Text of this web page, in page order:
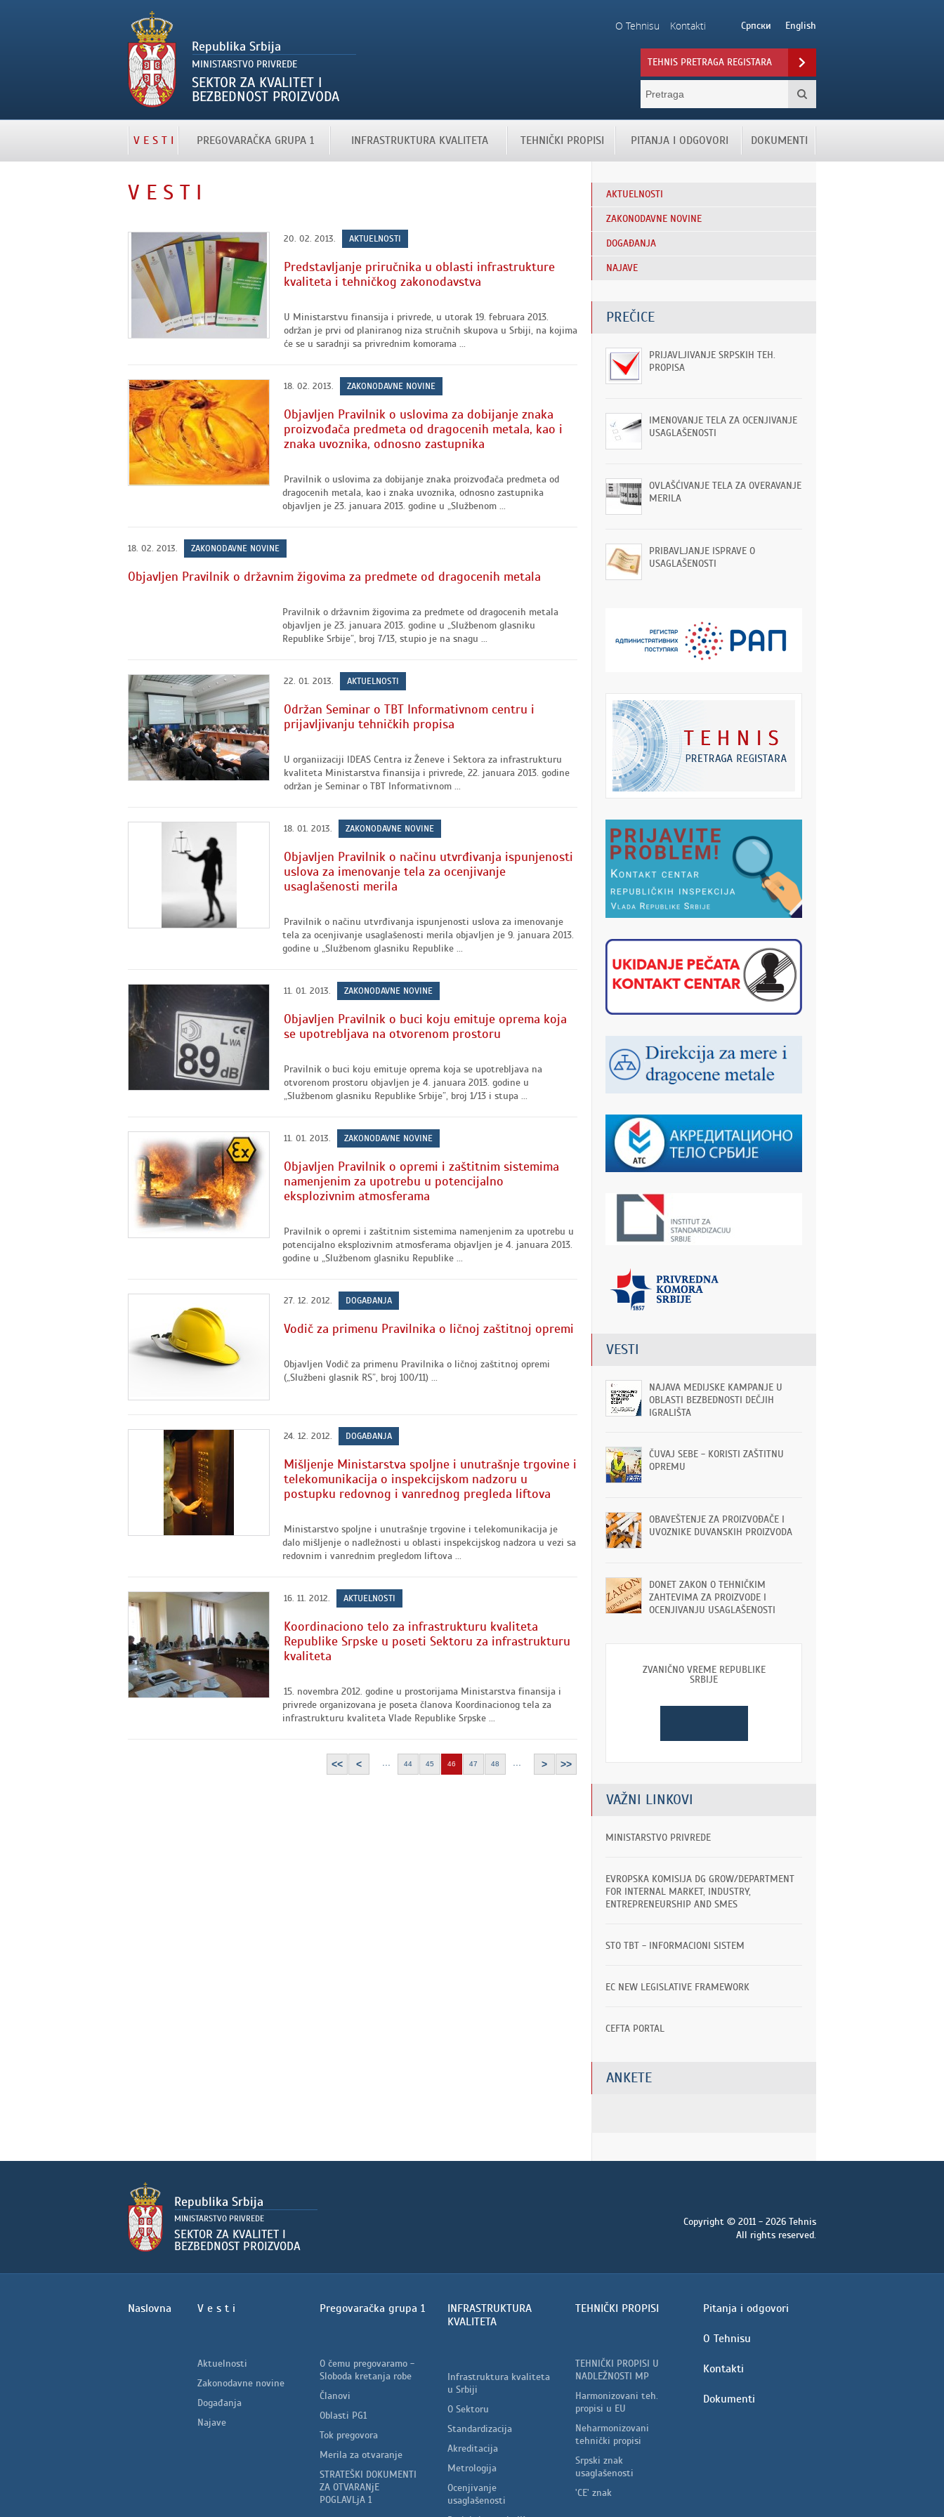
Српски English
O Tehnisu Kontakti
TEHNIS PRETRAGA REGISTARA
V E S T I PREGOVARAČKA GRUPA 1 INFRASTRUKTURA KVALITETA TEHNIČKI PROPISI PITANJA I ODGOVORI DOKUMENTI
V E S T I
20. 02. 2013. AKTUELNOSTI
Predstavljanje priručnika u oblasti infrastrukture
kvaliteta i tehničkog zakonodavstva
U Ministarstvu finansija i privrede, u utorak 19. februara 2013.
održan je prvi od planiranog niza stručnih skupova u Srbiji, na kojima
će se u saradnji sa privrednim komorama ...
18. 02. 2013. ZAKONODAVNE NOVINE
Objavljen Pravilnik o uslovima za dobijanje znaka
proizvođača predmeta od dragocenih metala, kao i
znaka uvoznika, odnosno zastupnika
Pravilnik o uslovima za dobijanje znaka proizvođača predmeta od
dragocenih metala, kao i znaka uvoznika, odnosno zastupnika
objavljen je 23. januara 2013. godine u „Službenom ...
18. 02. 2013. ZAKONODAVNE NOVINE
Objavljen Pravilnik o državnim žigovima za predmete od dragocenih metala
Pravilnik o državnim žigovima za predmete od dragocenih metala
objavljen je 23. januara 2013. godine u „Službenom glasniku
Republike Srbije”, broj 7/13, stupio je na snagu ...
22. 01. 2013. AKTUELNOSTI
Održan Seminar o TBT Informativnom centru i
prijavljivanju tehničkih propisa
U organiizaciji IDEAS Centra iz Ženeve i Sektora za infrastrukturu
kvaliteta Ministarstva finansija i privrede, 22. januara 2013. godine
održan je Seminar o TBT Informativnom ...
18. 01. 2013. ZAKONODAVNE NOVINE
Objavljen Pravilnik o načinu utvrđivanja ispunjenosti
uslova za imenovanje tela za ocenjivanje
usaglašenosti merila
Pravilnik o načinu utvrđivanja ispunjenosti uslova za imenovanje
tela za ocenjivanje usaglašenosti merila objavljen je 9. januara 2013.
godine u „Službenom glasniku Republike ...
11. 01. 2013. ZAKONODAVNE NOVINE
Objavljen Pravilnik o buci koju emituje oprema koja
se upotrebljava na otvorenom prostoru
Pravilnik o buci koju emituje oprema koja se upotrebljava na
otvorenom prostoru objavljen je 4. januara 2013. godine u
„Službenom glasniku Republike Srbije”, broj 1/13 i stupa ...
11. 01. 2013. ZAKONODAVNE NOVINE
Objavljen Pravilnik o opremi i zaštitnim sistemima
namenjenim za upotrebu u potencijalno
eksplozivnim atmosferama
Pravilnik o opremi i zaštitnim sistemima namenjenim za upotrebu u
potencijalno eksplozivnim atmosferama objavljen je 4. januara 2013.
godine u „Službenom glasniku Republike ...
27. 12. 2012. DOGAĐANJA
Vodič za primenu Pravilnika o ličnoj zaštitnoj opremi
Objavljen Vodič za primenu Pravilnika o ličnoj zaštitnoj opremi
(„Službeni glasnik RS”, broj 100/11) ...
24. 12. 2012. DOGAĐANJA
Mišljenje Ministarstva spoljne i unutrašnje trgovine i
telekomunikacija o inspekcijskom nadzoru u
postupku redovnog i vanrednog pregleda liftova
Ministarstvo spoljne i unutrašnje trgovine i telekomunikacija je
dalo mišljenje o nadležnosti u oblasti inspekcijskog nadzora u vezi sa
redovnim i vanrednim pregledom liftova ...
16. 11. 2012. AKTUELNOSTI
Koordinaciono telo za infrastrukturu kvaliteta
Republike Srpske u poseti Sektoru za infrastrukturu
kvaliteta
15. novembra 2012. godine u prostorijama Ministarstva finansija i
privrede organizovana je poseta članova Koordinacionog tela za
infrastrukturu kvaliteta Vlade Republike Srpske ...
<< < 44 45 46 47 48 > >>
AKTUELNOSTI
ZAKONODAVNE NOVINE
DOGAĐANJA
NAJAVE
PREČICE
PRIJAVLJIVANJE SRPSKIH TEH.
PROPISA
IMENOVANJE TELA ZA OCENJIVANJE
USAGLAŠENOSTI
OVLAŠĆIVANJE TELA ZA OVERAVANJE
MERILA
PRIBAVLJANJE ISPRAVE O
USAGLAŠENOSTI
VESTI
NAJAVA MEDIJSKE KAMPANJE U
OBLASTI BEZBEDNOSTI DEČJIH
IGRALIŠTA
ČUVAJ SEBE - KORISTI ZAŠTITNU
OPREMU
OBAVEŠTENJE ZA PROIZVOĐAČE I
UVOZNIKE DUVANSKIH PROIZVODA
DONET ZAKON O TEHNIČKIM
ZAHTEVIMA ZA PROIZVODE I
OCENJIVANJU USAGLAŠENOSTI
ZVANIČNO VREME REPUBLIKE
SRBIJE
VAŽNI LINKOVI
MINISTARSTVO PRIVREDE
EVROPSKA KOMISIJA DG GROW/DEPARTMENT
FOR INTERNAL MARKET, INDUSTRY,
ENTREPRENEURSHIP AND SMES
STO TBT - INFORMACIONI SISTEM
EC NEW LEGISLATIVE FRAMEWORK
CEFTA PORTAL
ANKETE
Copyright © 2011 - 2026 Tehnis
All rights reserved.
Naslovna V e s t i
Aktuelnosti
Zakonodavne novine
Događanja
Najave
Pregovaračka grupa 1
O čemu pregovaramo -
Sloboda kretanja robe
Članovi
Oblasti PG1
Tok pregovora
Merila za otvaranje
STRATEŠKI DOKUMENTI
ZA OTVARANjE
POGLAVLjA 1
INFRASTRUKTURA
KVALITETA
Infrastruktura kvaliteta
u Srbiji
O Sektoru
Standardizacija
Akreditacija
Metrologija
Ocenjivanje
usaglašenosti
TEHNIČKI PROPISI
TEHNIČKI PROPISI U
NADLEŽNOSTI MP
Harmonizovani teh.
propisi u EU
Neharmonizovani
tehnički propisi
Srpski znak
usaglašenosti
'CE' znak
Pitanja i odgovori
O Tehnisu
Kontakti
Dokumenti